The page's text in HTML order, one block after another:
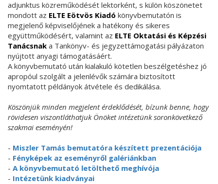
adjunktus közreműködését lektorként, s külön köszönetet
mondott az ELTE Eötvös Kiadó könyvbemutatón is
megjelenő képviselőjének a hatékony és sikeres
együttműködésért, valamint az ELTE Oktatási és Képzési
Tanácsnak a Tankönyv- és jegyzettámogatási pályázaton
nyújtott anyagi támogatásáért.
A könyvbemutató után kialakuló kötetlen beszélgetéshez jó
apropóul szolgált a jelenlévők számára biztosított
nyomtatott példányok átvétele és dedikálása.
Köszönjük minden megjelent érdeklődését, bízunk benne, hogy
rövidesen viszontláthatjuk Önöket intézetünk soronkövetkező
szakmai eseményén!
- Miszler Tamás bemutatóra készített prezentációja
- Fényképek az eseményről galériánkban
- A könyvbemutató letölthető meghívója
- Intézetünk kiadványai